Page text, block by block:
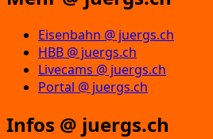
Eisenbahn @ juergs.ch
HBB @ juergs.ch
Livecams @ juergs.ch
Portal @ juergs.ch
Infos @ juergs.ch